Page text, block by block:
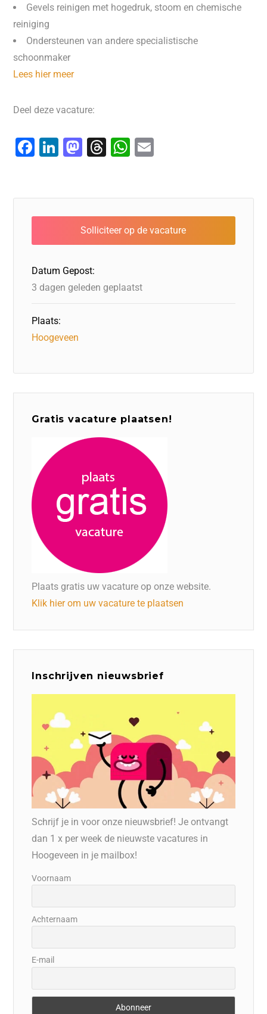
Gevels reinigen met hogedruk, stoom en chemische
reiniging
Ondersteunen van andere specialistische
schoonmaker
Lees hier meer
Deel deze vacature:
F
e
b
o
o
k
Li
e
dI
n
M
o
d
o
n
T
a
d
s
W
s
A
p
l
Datum Gepost:
3 dagen geleden geplaatst
Plaats:
Hoogeveen
Gratis vacature plaatsen!
Plaats gratis uw vacature op onze website.
Klik hier om uw vacature te plaatsen
Inschrijven nieuwsbrief
Schrijf je in voor onze nieuwsbrief! Je ontvangt
dan 1 x per week de nieuwste vacatures in
Hoogeveen in je mailbox!
Voornaam
Achternaam
E-mail